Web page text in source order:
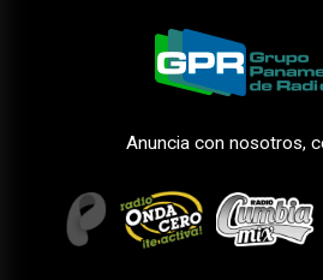
Anuncia con nosotros,